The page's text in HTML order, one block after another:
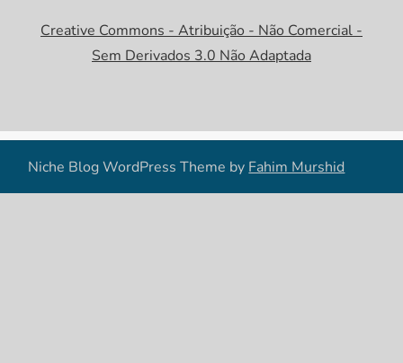
Creative Commons - Atribuição - Não Comercial -
Sem Derivados 3.0 Não Adaptada
Niche Blog WordPress Theme byFahim Murshid